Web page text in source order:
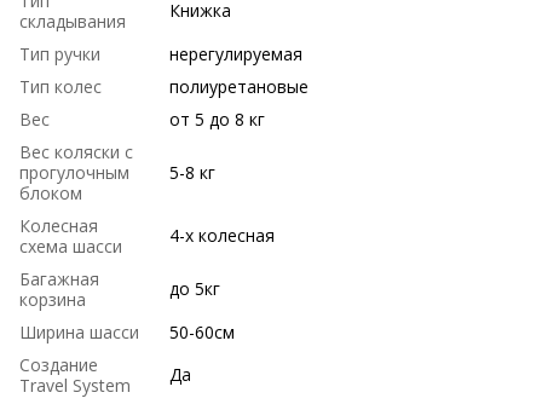
складывания
Книжка
Тип ручки
нерегулируемая
Тип колес
полиуретановые
Вес
от 5 до 8 кг
Вес коляски с
прогулочным
блоком
5-8 кг
Колесная
схема шасси
4-х колесная
Багажная
корзина
до 5кг
Ширина шасси
50-60см
Создание
Travel System
Да